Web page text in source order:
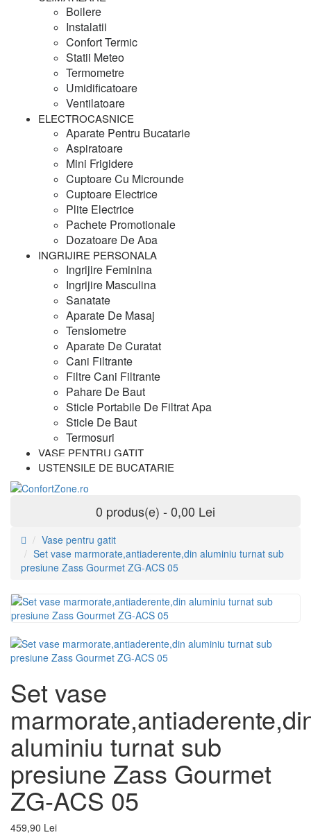
Boilere
Instalatii
Confort Termic
Statii Meteo
Termometre
Umidificatoare
Ventilatoare
ELECTROCASNICE
Aparate Pentru Bucatarie
Aspiratoare
Mini Frigidere
Cuptoare Cu Microunde
Cuptoare Electrice
Plite Electrice
Pachete Promotionale
Dozatoare De Apa
INGRIJIRE PERSONALA
Ingrijire Feminina
Ingrijire Masculina
Sanatate
Aparate De Masaj
Tensiometre
Aparate De Curatat
Cani Filtrante
Filtre Cani Filtrante
Pahare De Baut
Sticle Portabile De Filtrat Apa
Sticle De Baut
Termosuri
VASE PENTRU GATIT
USTENSILE DE BUCATARIE
0 produs(e) - 0,00 Lei
Vase pentru gatit
Set vase marmorate,antiaderente,din aluminiu turnat sub
presiune Zass Gourmet ZG-ACS 05
Set vase
aluminiu turnat sub
presiune Zass Gourmet
ZG-ACS 05
459,90 Lei